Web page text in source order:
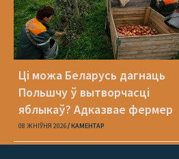
Ці можа Беларусь дагнаць
Польшчу ў вытворчасці
яблыкаў? Адказвае фермер
08 ЖНІЎНЯ 2026 КАМЕНТАР